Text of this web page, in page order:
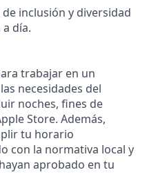
inclusión y diversidad
día.
trabajar en un
necesidades del
noches, fines de
Store. Además,
tu horario
con la normativa local y
aprobado en tu